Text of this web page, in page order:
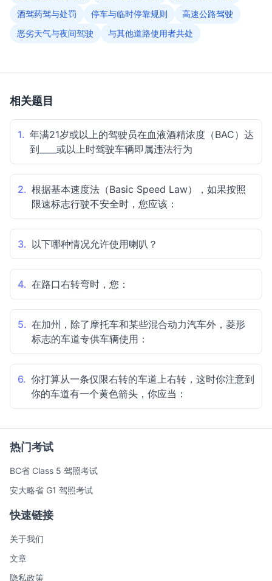
酒驾药驾与处罚
停车与临时停靠规则
高速公路驾驶
恶劣天气与夜间驾驶
与其他道路使用者共处
相关题目
1. 年满21岁或以上的驾驶员在血液酒精浓度（BAC）达
到____或以上时驾驶车辆即属违法行为
2. 根据基本速度法（Basic Speed Law），如果按照
限速标志行驶不安全时，您应该：
3. 以下哪种情况允许使用喇叭？
4. 在路口右转弯时，您：
5. 在加州，除了摩托车和某些混合动力汽车外，菱形
标志的车道专供车辆使用：
6. 你打算从一条仅限右转的车道上右转，这时你注意到
你的车道有一个黄色箭头，你应当：
热门考试
BC省 Class 5 驾照考试
安大略省 G1 驾照考试
快速链接
关于我们
文章
隐私政策